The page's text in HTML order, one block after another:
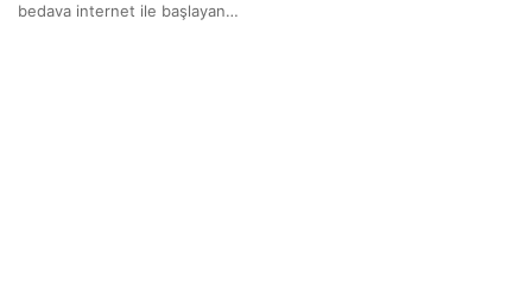
bedava internet ile başlayan…